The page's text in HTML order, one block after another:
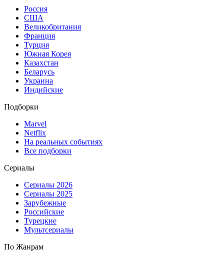
Россия
США
Великобритания
Франция
Турция
Южная Корея
Казахстан
Беларусь
Украина
Индийские
Подборки
Marvel
Netflix
На реальных событиях
Все подборки
Сериалы
Сериалы 2026
Сериалы 2025
Зарубежные
Российские
Турецкие
Мультсериалы
По Жанрам